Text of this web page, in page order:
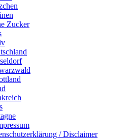
Zucker
/ Disclaimer